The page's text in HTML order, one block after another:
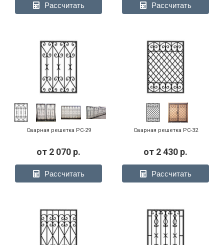
Рассчитать Рассчитать
Сварная решетка РС-29
от 2 070 р.
Рассчитать
Сварная решетка РС-32
от 2 430 р.
Рассчитать